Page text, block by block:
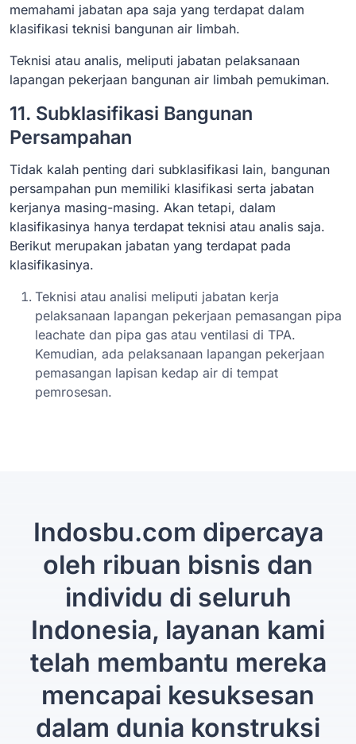
memahami jabatan apa saja yang terdapat dalam
klasifikasi teknisi bangunan air limbah.
Teknisi atau analis, meliputi jabatan pelaksanaan
lapangan pekerjaan bangunan air limbah pemukiman.
11. Subklasifikasi Bangunan
Persampahan
Tidak kalah penting dari subklasifikasi lain, bangunan
persampahan pun memiliki klasifikasi serta jabatan
kerjanya masing-masing. Akan tetapi, dalam
klasifikasinya hanya terdapat teknisi atau analis saja.
Berikut merupakan jabatan yang terdapat pada
klasifikasinya.
Teknisi atau analisi meliputi jabatan kerja
pelaksanaan lapangan pekerjaan pemasangan pipa
leachate dan pipa gas atau ventilasi di TPA.
Kemudian, ada pelaksanaan lapangan pekerjaan
pemasangan lapisan kedap air di tempat
pemrosesan.
Indosbu.com dipercaya
oleh ribuan bisnis dan
individu di seluruh
Indonesia, layanan kami
telah membantu mereka
mencapai kesuksesan
dalam dunia konstruksi